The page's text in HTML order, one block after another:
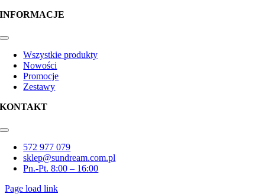
INFORMACJE
Toggle
NavigationWszystkie produkty
Nowości
Promocje
Zestawy
KONTAKT
Toggle
Navigation572 977 079
sklep@sundream.com.pl
Pn.-Pt. 8:00 – 16:00
Page load link